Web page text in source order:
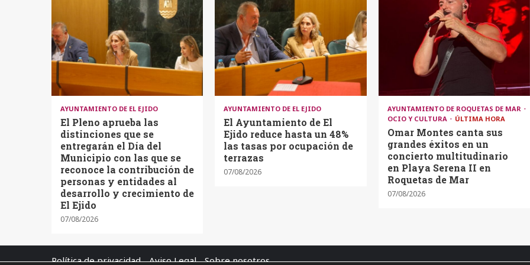
AYUNTAMIENTO DE EL EJIDO
El Pleno aprueba las
distinciones que se
entregarán el Día del
Municipio con las que se
reconoce la contribución de
personas y entidades al
desarrollo y crecimiento de
El Ejido
07/08/2026
AYUNTAMIENTO DE EL EJIDO
El Ayuntamiento de El
Ejido reduce hasta un 48%
las tasas por ocupación de
terrazas
07/08/2026
AYUNTAMIENTO DE ROQUETAS DE MAR
OCIO Y CULTURA
ÚLTIMA HORA
Omar Montes canta sus
grandes éxitos en un
concierto multitudinario
en Playa Serena II en
Roquetas de Mar
07/08/2026
Política de privacidad Aviso Legal Sobre nosotros